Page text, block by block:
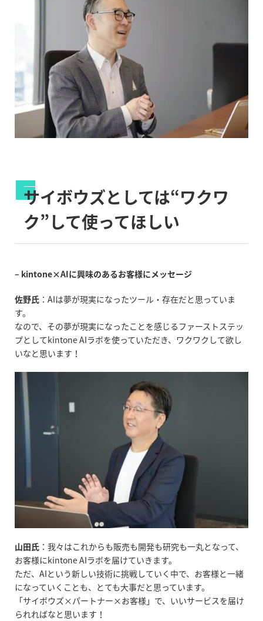
サイボウズとしては“ワクワ
ク”して使ってほしい
– kintone×AIに興味のあるお客様にメッセージ
佐野氏 ： AIは夢が現実になったツール・存在だと思っていま
す。
なので、その夢が現実になったことを感じるファーストステッ
プとしてkintoneAIラボを使っていただき、ワクワクして欲し
いなと思います！
山田氏 ：我々はこれからも販売も開発も研究も一丸となって、
お客様にkintone AIラボを届けていきます。
ただ、AIという新しい技術に挑戦していく中で、お客様と一緒
になっていくことも、とても大事だと思っています。
「サイボウズ×パートナー×お客様」で、いいサービスを届け
られればなと思います！